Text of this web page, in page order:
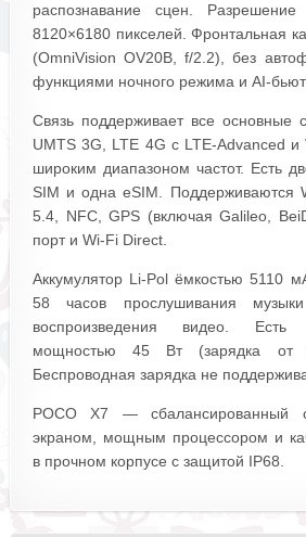
распознавание сцен. Разрешение
8120×6180 пикселей. Фронтальная
(OmniVision OV20B, f/2.2), без
функциями ночного режима и AI-
Связь поддерживает все основные
UMTS 3G, LTE 4G с LTE-Advanced и
широким диапазоном частот. Есть
SIM и одна eSIM. Поддерживаются
5.4, NFC, GPS (включая Galileo,
порт и Wi-Fi Direct.
Аккумулятор Li-Pol ёмкостью 5110
58 часов прослушивания
воспроизведения видео. Есть
мощностью 45 Вт (зарядка от
Беспроводная зарядка не
POCO X7 — сбалансированный
экраном, мощным процессором и
в прочном корпусе с защитой IP68.